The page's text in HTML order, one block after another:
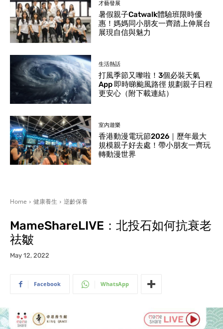
才藝發展
暑假親子Catwalk體驗班限時優
惠！媽媽同小朋友一齊踏上伸展台
展現自信與魅力
生活熱話
打風季節又嚟啦！3個必裝天氣
App 即時睇颱風路徑 規劃親子日程
更安心（附下載連結）
室內遊樂
香港動漫電玩節2026｜歷年最大
規模親子好去處！帶小朋友一齊玩
轉動漫世界